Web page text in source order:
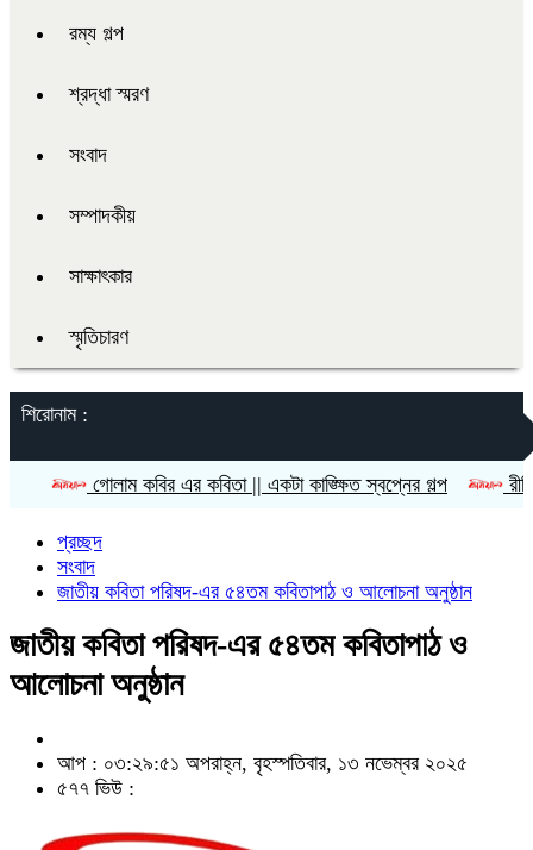
রম্য গল্প
শ্রদ্ধা স্মরণ
সংবাদ
সম্পাদকীয়
সাক্ষাৎকার
স্মৃতিচারণ
শিরোনাম :
কবির এর কবিতা || একটা কাঙ্ক্ষিত স্বপ্নের গল্প রীতি চাকমা’র
প্রচ্ছদ
সংবাদ
জাতীয় কবিতা পরিষদ-এর ৫৪তম কবিতাপাঠ ও আলোচনা অনুষ্ঠান
জাতীয় কবিতা পরিষদ-এর ৫৪তম কবিতাপাঠ ও
আলোচনা অনুষ্ঠান
আপ : ০৩:২৯:৫১ অপরাহ্ন, বৃহস্পতিবার, ১৩ নভেম্বর ২০২৫
৫৭৭ ভিউ :